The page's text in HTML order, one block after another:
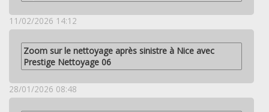
11/02/2026 14:12
Zoom sur le nettoyage après sinistre à Nice avec
Prestige Nettoyage 06
28/01/2026 08:48